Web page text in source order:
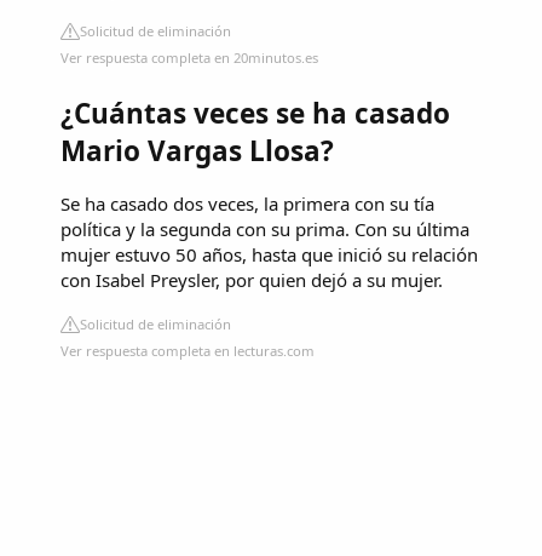
Solicitud de eliminación
Ver respuesta completa en 20minutos.es
¿Cuántas veces se ha casado
Mario Vargas Llosa?
Se ha casado dos veces, la primera con su tía
política y la segunda con su prima. Con su última
mujer estuvo 50 años, hasta que inició su relación
con Isabel Preysler, por quien dejó a su mujer.
Solicitud de eliminación
Ver respuesta completa en lecturas.com